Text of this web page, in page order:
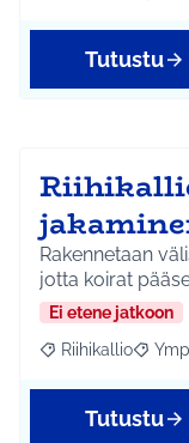
Tutustu
Rakennetaan
jotta koirat
Ei etene jatkoon
Rajaa tulokset
Riihikallio Rajaa
Tutustu